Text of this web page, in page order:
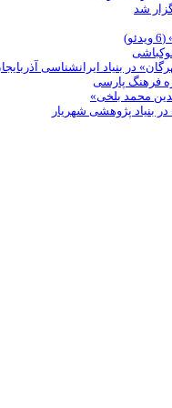
شد
در بنیاد ایرانشناسی
فرهنگ پارسی
محمد بلخی»
بنیاد پژوهشی شهریار